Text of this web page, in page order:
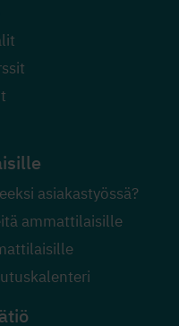
asiakastyössä?
ammattilaisille